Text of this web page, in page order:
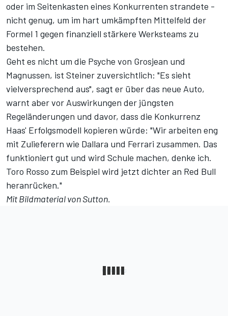
oder im Seitenkasten eines Konkurrenten strandete -
nicht genug, um im hart umkämpften Mittelfeld der
Formel 1 gegen finanziell stärkere Werksteams zu
bestehen.
Geht es nicht um die Psyche von Grosjean und
Magnussen, ist Steiner zuversichtlich: "Es sieht
vielversprechend aus", sagt er über das neue Auto,
warnt aber vor Auswirkungen der jüngsten
Regeländerungen und davor, dass die Konkurrenz
Haas' Erfolgsmodell kopieren würde: "Wir arbeiten eng
mit Zulieferern wie Dallara und Ferrari zusammen. Das
funktioniert gut und wird Schule machen, denke ich.
Toro Rosso zum Beispiel wird jetzt dichter an Red Bull
heranrücken."
Mit Bildmaterial von Sutton.